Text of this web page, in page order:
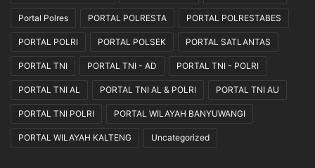
Portal Polres PORTAL POLRESTA PORTAL POLRESTABES
PORTAL POLRI PORTAL POLSEK PORTAL SATLANTAS
PORTAL TNI PORTAL TNI - AD PORTAL TNI - POLRI
PORTAL TNI AL PORTAL TNI AL & POLRI PORTAL TNI AU
PORTAL TNI POLRI PORTAL WILAYAH BANYUWANGI
PORTAL WILAYAH KALTENG Uncategorized